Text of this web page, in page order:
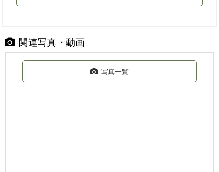
関連写真・動画
写真一覧